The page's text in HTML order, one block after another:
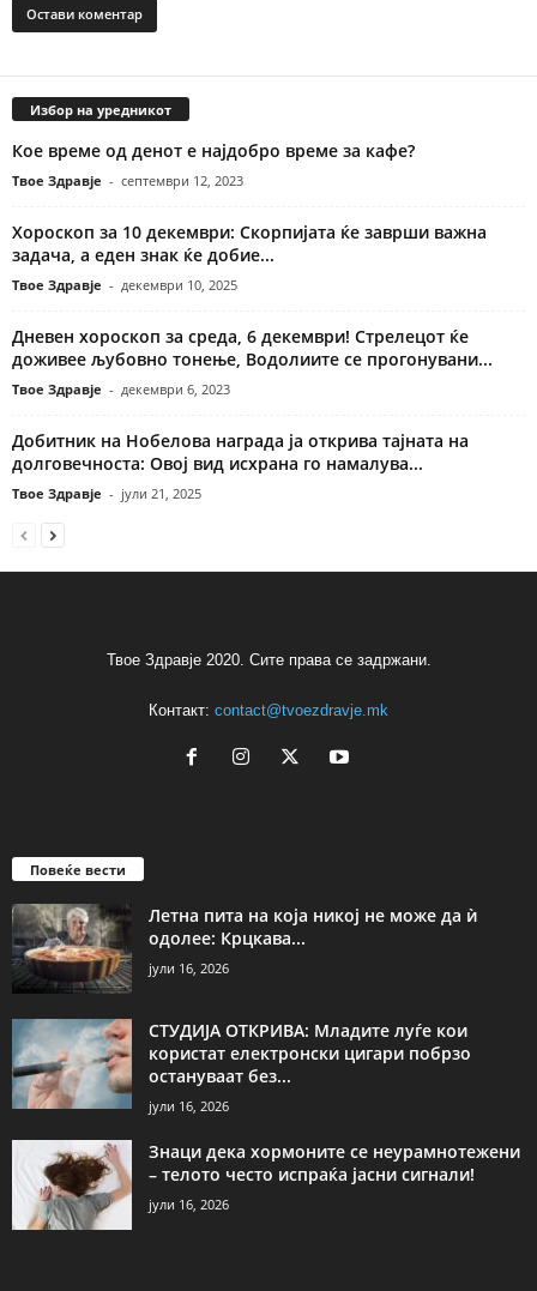
Избор на уредникот
Кое време од денот е најдобро време за кафе?
Твое Здравје - септември 12, 2023
Хороскоп за 10 декември: Скорпијата ќе заврши важна
задача, а еден знак ќе добие...
Твое Здравје - декември 10, 2025
Дневен хороскоп за среда, 6 декември! Стрелецот ќе
доживее љубовно тонење, Водолиите се прогонувани...
Твое Здравје - декември 6, 2023
Добитник на Нобелова награда ја открива тајната на
долговечноста: Овој вид исхрана го намалува...
Твое Здравје - јули 21, 2025
Твое Здравје 2020. Сите права се задржани.
Контакт: contact@tvoezdravje.mk
Повеќе вести
Летна пита на која никој не може да ѝ
одолее: Крцкава...
јули 16, 2026
СТУДИЈА ОТКРИВА: Младите луѓе кои
користат електронски цигари побрзо
остануваат без...
јули 16, 2026
Знаци дека хормоните се неурамнотежени
– телото често испраќа јасни сигнали!
јули 16, 2026